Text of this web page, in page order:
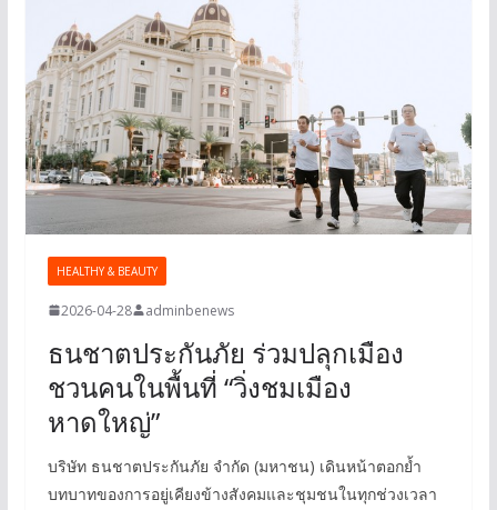
HEALTHY & BEAUTY
2026-04-28 adminbenews
ธนชาตประกันภัย ร่วมปลุกเมือง
ชวนคนในพื้นที่ “วิ่งชมเมือง
หาดใหญ่”
บริษัท ธนชาตประกันภัย จำกัด (มหาชน) เดินหน้าตอกย้ำ
บทบาทของการอยู่เคียงข้างสังคมและชุมชนในทุกช่วงเวลา